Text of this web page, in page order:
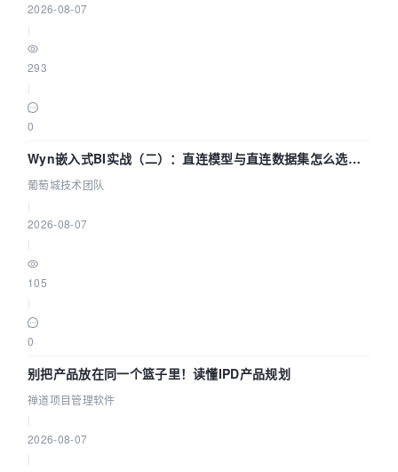
2026-08-07
293
0
Wyn嵌入式BI实战（二）：直连模型与直连数据集怎么选，
参数为什么不生效？| 葡萄城技术团队
葡萄城技术团队
2026-08-07
105
0
别把产品放在同一个篮子里！读懂IPD产品规划
禅道项目管理软件
2026-08-07